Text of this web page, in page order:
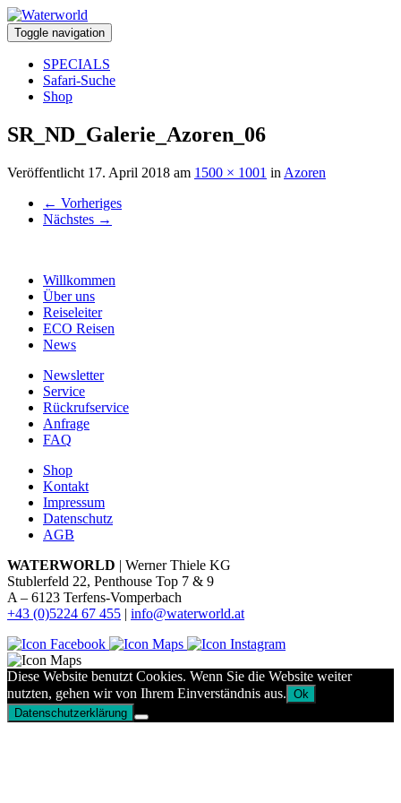
Toggle navigation
SPECIALS
Safari-Suche
Shop
SR_ND_Galerie_Azoren_06
Veröffentlicht 17. April 2018 am 1500 × 1001 in Azoren
← Vorheriges
Nächstes →
Willkommen
Über uns
Reiseleiter
ECO Reisen
News
Newsletter
Service
Rückrufservice
Anfrage
FAQ
Shop
Kontakt
Impressum
Datenschutz
AGB
WATERWORLD | Werner Thiele KG
Stublerfeld 22, Penthouse Top 7 & 9
A – 6123 Terfens-Vomperbach
+43 (0)5224 67 455 | info@waterworld.at
Diese Website benutzt Cookies. Wenn Sie die Website weiter
nutzten, gehen wir von Ihrem Einverständnis aus. Ok
Datenschutzerklärung